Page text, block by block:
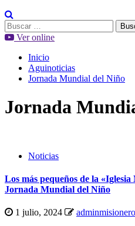
Buscar:
Ver online
Inicio
Aguinoticias
Jornada Mundial del Niño
Jornada
Noticias
Los más pequeños de la
Jornada Mundial del Niño
1 julio, 2024